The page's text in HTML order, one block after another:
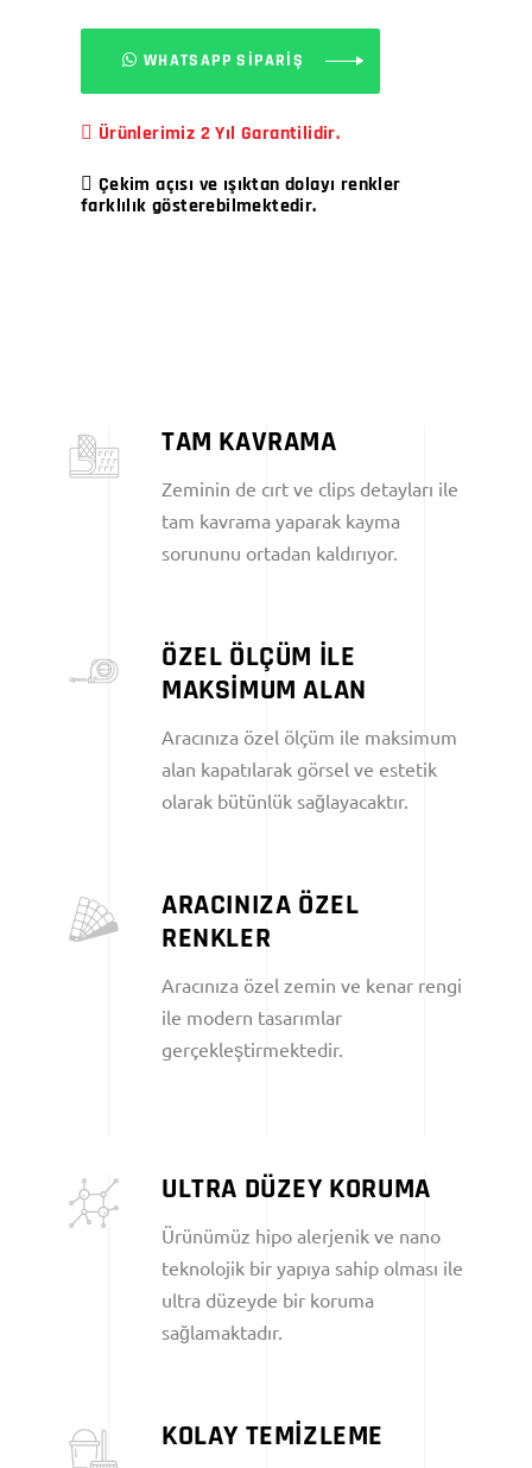
WHATSAPP SİPARİŞ
Ürünlerimiz 2 Yıl Garantilidir.
Çekim açısı ve ışıktan dolayı renkler
farklılık gösterebilmektedir.
TAM KAVRAMA
Zeminin de cırt ve clips detayları ile
tam kavrama yaparak kayma
sorununu ortadan kaldırıyor.
ÖZEL ÖLÇÜM İLE
MAKSİMUM ALAN
Aracınıza özel ölçüm ile maksimum
alan kapatılarak görsel ve estetik
olarak bütünlük sağlayacaktır.
ARACINIZA ÖZEL
RENKLER
Aracınıza özel zemin ve kenar rengi
ile modern tasarımlar
gerçekleştirmektedir.
ULTRA DÜZEY KORUMA
Ürünümüz hipo alerjenik ve nano
teknolojik bir yapıya sahip olması ile
ultra düzeyde bir koruma
sağlamaktadır.
KOLAY TEMİZLEME